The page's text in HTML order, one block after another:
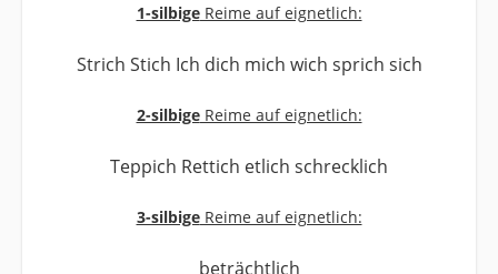
1-silbigeReime auf eignetlich:
Strich Stich Ich dich mich wich sprich sich
2-silbigeReime auf eignetlich:
Teppich Rettich etlich schrecklich
3-silbigeReime auf eignetlich:
beträchtlich